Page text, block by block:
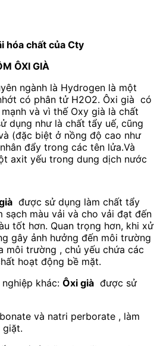
hóa chất của Cty
ÔXI GIÀ
ngành là Hydrogen là một
có phân tử H2O2. Ôxi già có
và vì thế Oxy già là chất
dụng như là chất tẩy uế, cũng
(đặc biệt ở nồng độ cao như
đẩy trong các tên lửa.Và
axit yếu trong dung dịch nước
được sử dụng làm chất tẩy
sạch màu vải và cho vải đạt đến
tốt hơn. Quan trọng hơn, khi xử
gây ảnh hưởng đến môi trường
môi trường , chủ yếu chứa các
hoạt động bề mặt.
khác: Ôxi già được sử
và natri perborate , làm